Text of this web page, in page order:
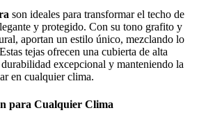
son ideales para transformar el techo de
y protegido. Con su tono grafito y
aportan un estilo único, mezclando lo
tejas ofrecen una cubierta de alta
excepcional y manteniendo la
en cualquier clima.
para Cualquier Clima